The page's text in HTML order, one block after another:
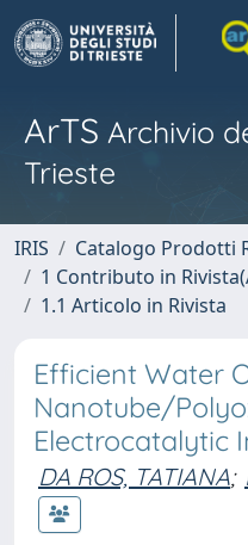
ArTS Archivio
Trieste
IRIS
Catalogo Prodotti
1 Contributo in
1.1 Articolo in Rivista
Efficient Water
Nanotube/
Electrocatalytic
DA ROS, TATIANA;